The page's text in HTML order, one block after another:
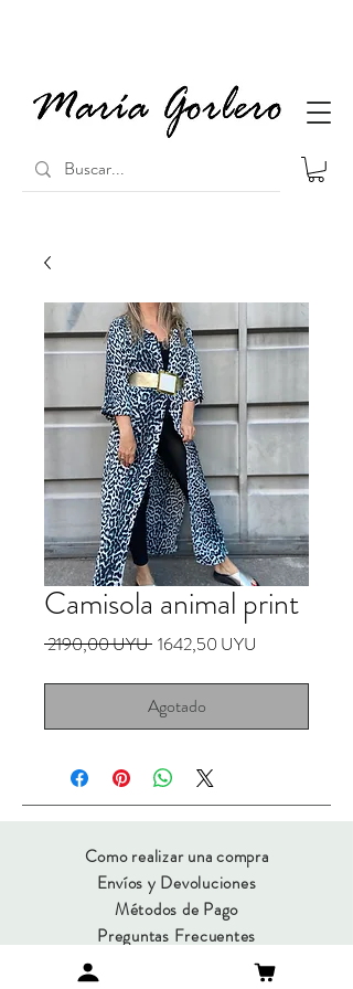
Camisola animal print
2190,00 UYU Precio
1642,50 UYU
Agotado
Como realizar una compra
Envíos y Devoluciones
Métodos de Pago
Preguntas Frecuentes